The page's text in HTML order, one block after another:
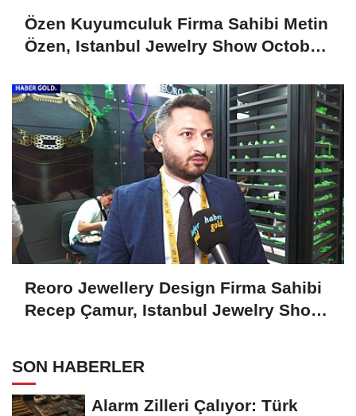
Özen Kuyumculuk Firma Sahibi Metin
Özen, Istanbul Jewelry Show October
Reoro Jewellery Design Firma Sahibi
Recep Çamur, Istanbul Jewelry Show
SON HABERLER
Alarm Zilleri Çalıyor: Türk